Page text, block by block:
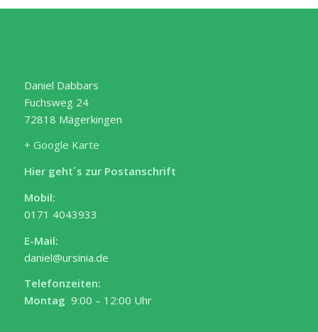
Daniel Dabbars
Fuchsweg 24
72818 Mägerkingen
+ Google Karte
Hier geht´s zur Postanschrift
Mobil:
0171 4043933
E-Mail:
daniel@ursinia.de
Telefonzeiten:
Montag 9:00 – 12:00 Uhr